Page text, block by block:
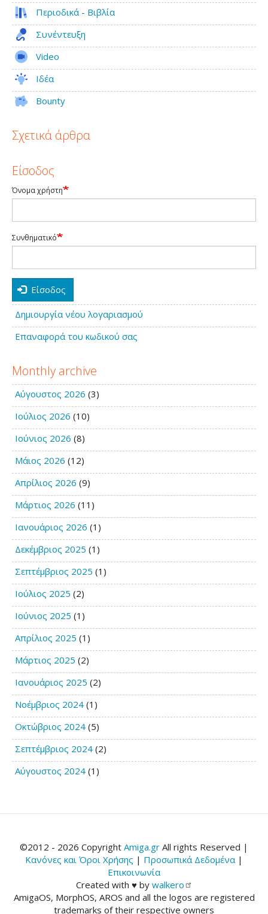
Περιοδικά - Βιβλία
Συνέντευξη
Video
Ιδέα
Bounty
Σχετικά άρθρα
Είσοδος
Όνομα χρήστη
Συνθηματικό
Είσοδος
Δημιουργία νέου λογαριασμού
Επαναφορά του κωδικού σας
Monthly archive
Αύγουστος 2026 (3)
Ιούλιος 2026 (10)
Ιούνιος 2026 (8)
Μάιος 2026 (12)
Απρίλιος 2026 (9)
Μάρτιος 2026 (11)
Ιανουάριος 2026 (1)
Δεκέμβριος 2025 (1)
Σεπτέμβριος 2025 (1)
Ιούλιος 2025 (2)
Ιούνιος 2025 (1)
Απρίλιος 2025 (1)
Μάρτιος 2025 (2)
Ιανουάριος 2025 (2)
Νοέμβριος 2024 (1)
Οκτώβριος 2024 (5)
Σεπτέμβριος 2024 (2)
Αύγουστος 2024 (1)
©2012 - 2026 Copyright Amiga.gr All rights Reserved |
Κανόνες και Όροι Χρήσης | Προσωπικά Δεδομένα|
Επικοινωνία
Created with ♥ by walkero
AmigaOS, MorphOS, AROS and all the logos are registered
trademarks of their respective owners